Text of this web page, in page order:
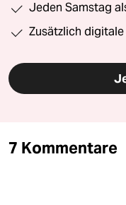
Jeden Samstag
Zusätzlich
7 Kommentare